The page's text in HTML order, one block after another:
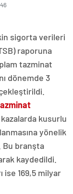
sigorta verileri
raporuna
tazminat
dönemde 3
kusurlu
yönelik
Bu branşta
kaydedildi.
ise 169,5 milyar